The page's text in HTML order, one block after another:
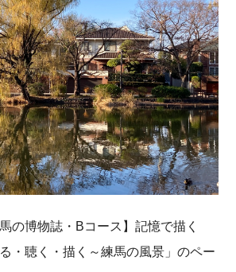
の博物誌・Bコース】記憶で描く
・聴く・描く～練馬の風景」のペー